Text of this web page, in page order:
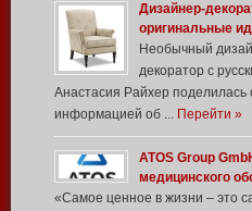
Дизайнер-
оригинальные
Необычный
декоратор с
Анастасия Райхер поделилась
информацией об ... Перейти »
ATOS Group
медицинского
«Самое ценное в жизни – это